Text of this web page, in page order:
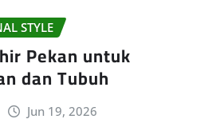
STYLE
Pekan untuk
dan Tubuh
Jun 19, 2026